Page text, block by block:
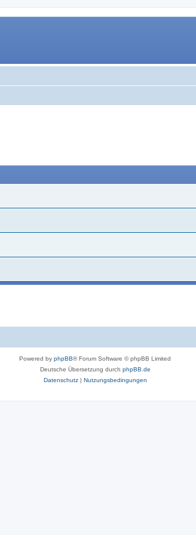
Powered by phpBB® Forum Software © phpBB Limited
Deutsche Übersetzung durch phpBB.de
Datenschutz| Nutzungsbedingungen